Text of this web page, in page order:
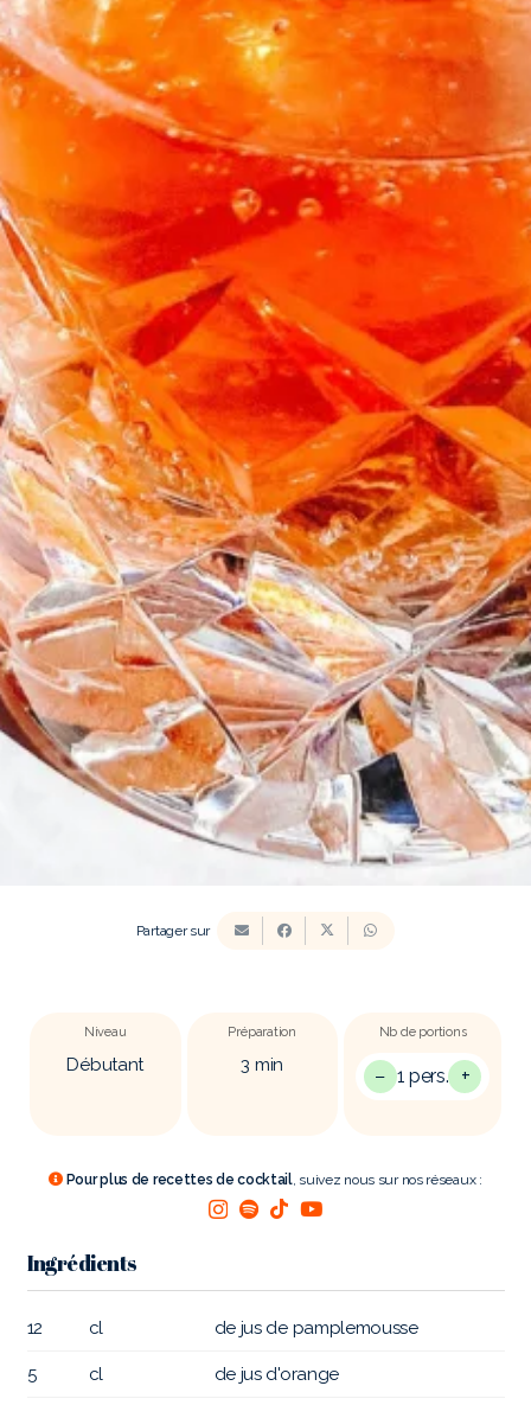
Partager sur
Niveau
Débutant
Préparation
3 min
Nb de portions
− 1 pers. +
Pour plus de recettes de cocktail, suivez nous sur nos réseaux :
Ingrédients
12 cl de jus de pamplemousse
5 cl de jus d'orange